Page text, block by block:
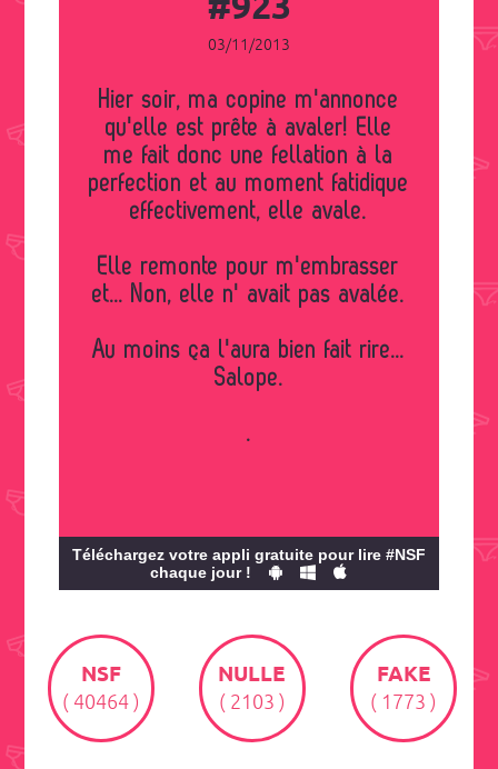
03/11/2013
Hier soir, ma copine m'annonce
qu'elle est prête à avaler! Elle
me fait donc une fellation à la
perfection et au moment fatidique
effectivement, elle avale.
Elle remonte pour m'embrasser
et... Non, elle n' avait pas avalée.
Au moins ça l'aura bien fait rire...
Salope.
.
Téléchargez votre appli gratuite pour lire #NSF
chaque jour !
NSF
( 40464 )
NULLE
( 2103 )
FAKE
( 1773 )